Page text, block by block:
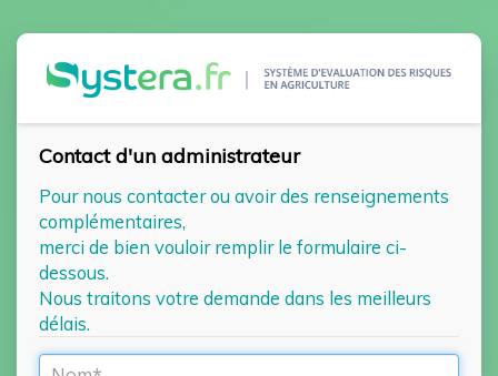
Contact d'un administrateur
Pour nous contacter ou avoir des renseignements
complémentaires,
merci de bien vouloir remplir le formulaire ci-
dessous.
Nous traitons votre demande dans les meilleurs
délais.